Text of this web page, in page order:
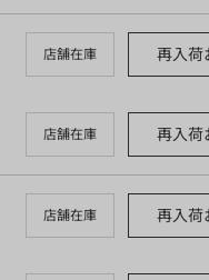
店舗在庫 再入荷
店舗在庫 再入荷
店舗在庫 再入荷